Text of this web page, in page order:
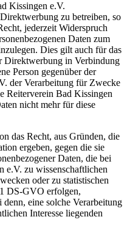
Kissingen e.V.
zu betreiben, so
jederzeit Widerspruch
Daten zum
Dies gilt auch für das
Direktwerbung in Verbindung
Person gegenüber der
der Verarbeitung für Zwecke
Reiterverein Bad Kissingen
nicht mehr für diese
das Recht, aus Gründen, die
ergeben, gegen die sie
Daten, die bei
e.V. zu wissenschaftlichen
oder zu statistischen
DS-GVO erfolgen,
denn, eine solche Verarbeitung
Interesse liegenden